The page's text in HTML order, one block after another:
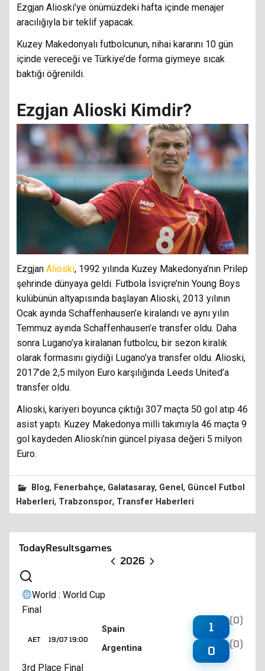
Ezgjan Alioski’ye önümüzdeki hafta içinde menajer
aracılığıyla bir teklif yapacak.
Kuzey Makedonyalı futbolcunun, nihai kararını 10 gün
içinde vereceği ve Türkiye’de forma giymeye sıcak
baktığı öğrenildi.
Ezgjan Alioski Kimdir?
Ezgjan Alioski, 1992 yılında Kuzey Makedonya’nın Prilep
şehrinde dünyaya geldi. Futbola İsviçre’nin Young Boys
kulübünün altyapısında başlayan Alioski, 2013 yılının
Ocak ayında Schaffenhausen’e kiralandı ve aynı yılın
Temmuz ayında Schaffenhausen’e transfer oldu. Daha
sonra Lugano’ya kiralanan futbolcu, bir sezon kiralık
olarak formasını giydiği Lugano’ya transfer oldu. Alioski,
2017’de 2,5 milyon Euro karşılığında Leeds United’a
transfer oldu.
Alioski, kariyeri boyunca çıktığı 307 maçta 50 gol atıp 46
asist yaptı. Kuzey Makedonya milli takımıyla 46 maçta 9
gol kaydeden Alioski’nin güncel piyasa değeri 5 milyon
Euro.
Blog, Fenerbahçe, Galatasaray, Genel, Güncel Futbol
Haberleri, Trabzonspor, Transfer Haberleri
TodayResultsgames
2026
World : World Cup
Final
19/07 19:00
AET
Spain
Argentina
1
(0)
0
(0)
3rd Place Final